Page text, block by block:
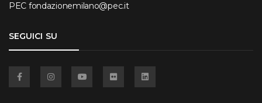
PEC fondazionemilano@pec.it
SEGUICI SU